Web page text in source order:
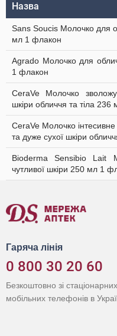
Назва
Sans Soucis Молочко для
мл 1 флакон
Agrado Молочко для
1 флакон
CeraVe Молочко
шкіри обличчя та тіла
CeraVe Молочко
та дуже сухої шкіри
Bioderma Sensibio Lait
чутливої шкіри 250 мл 1
Гаряча лінія
0 800 30 20 60
Безкоштовно зі стаціонарних
мобільних телефонів в